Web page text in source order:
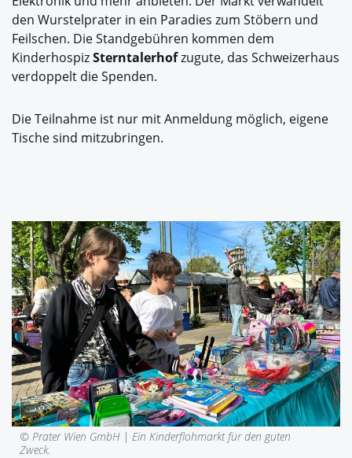
den Wurstelprater in ein Paradies zum Stöbern und
Feilschen. Die Standgebühren kommen dem
KinderhospizSterntalerhofzugute, das Schweizerhaus
verdoppelt die Spenden.
Die Teilnahme ist nur mit Anmeldung möglich, eigene
Tische sind mitzubringen.
© Prater Wien GmbH | Ein Kinderflohmarkt für den guten
Zweck.